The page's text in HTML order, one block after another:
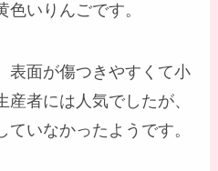
いりんごです。
表面が傷つきやすくて小
者には人気でしたが、
いなかったようです。